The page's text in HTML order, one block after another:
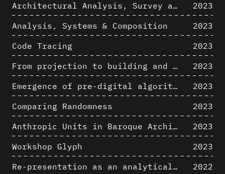
Architectural Analysis, Survey and Documentation of Built Heritage
2023
Analysis, Systems & Composition
2023
Code Tracing
2023
From projection to building and vice versa
2023
Emergence of pre-digital algorithmic design
2023
Comparing Randomness
2023
Anthropic Units in Baroque Architecture, the Gallery of the Palazzo Spada and the Roman Palm
2023
Workshop Glyph
2023
Re-presentation as an analytical tool in Baroque Architecture
2022